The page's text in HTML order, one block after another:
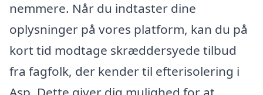
nemmere. Når du indtaster dine
oplysninger på vores platform, kan du på
kort tid modtage skræddersyede tilbud
fra fagfolk, der kender til efterisolering i